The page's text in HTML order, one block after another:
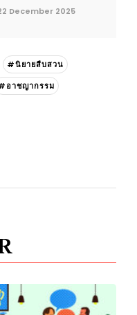
December 2025
#นิยายสืบสวน
อาชญากรรม